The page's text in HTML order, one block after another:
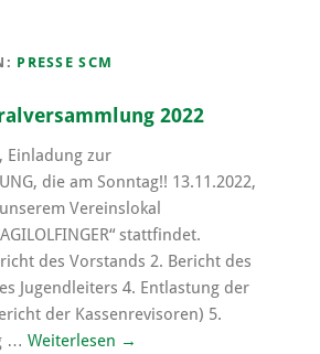
PRESSE SCM
2022
Einladung zur
die am Sonntag!! 13.11.2022,
Vereinslokal
AGILOLFINGER“ stattfindet.
des Vorstands 2. Bericht des
Jugendleiters 4. Entlastung der
der Kassenrevisoren) 5.
… Weiterlesen →